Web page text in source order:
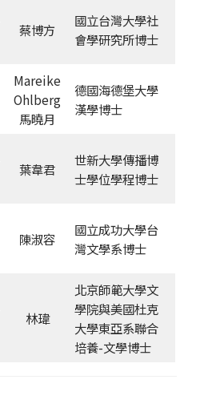
蔡博方
國立台灣大學社
會學研究所博士
Mareike
Ohlberg
馬曉月
德國海德堡大學
漢學博士
葉韋君
世新大學傳播博
士學位學程博士
陳淑容
國立成功大學台
灣文學系博士
林瑋
北京師範大學文
學院與美國杜克
大學東亞系聯合
培養-文學博士